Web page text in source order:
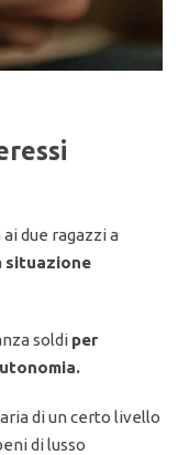
due ragazzi a
situazione
soldi per
di un certo livello
di lusso